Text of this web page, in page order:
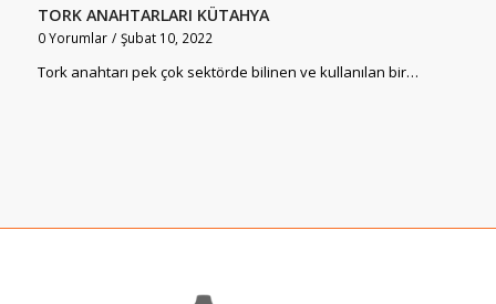
TORK ANAHTARLARI KÜTAHYA
0 Yorumlar / Şubat 10, 2022
Tork anahtarı pek çok sektörde bilinen ve kullanılan bir…